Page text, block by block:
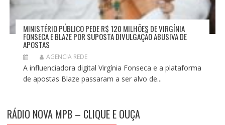
MINISTÉRIO PÚBLICO PEDE R$ 120 MILHÕES DE VIRGÍNIA
FONSECA E BLAZE POR SUPOSTA DIVULGAÇÃO ABUSIVA DE
APOSTAS
AGENCIA REDE
A influenciadora digital Virgínia Fonseca e a plataforma
de apostas Blaze passaram a ser alvo de...
RÁDIO NOVA MPB – CLIQUE E OUÇA